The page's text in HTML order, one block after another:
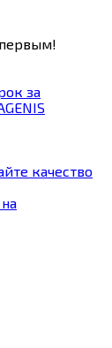
первым!
за